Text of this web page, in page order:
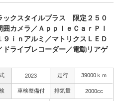
ックスタイルプラス 限定２５０
カメラ／ＡｐｐｌｅＣａｒＰｌ
９ｉｎアルミ／マトリクスＬＥＤ
ライブレコーダー／電動リアゲ
2023 走行 39000ｋｍ
車検整備付 排気量 2000cc